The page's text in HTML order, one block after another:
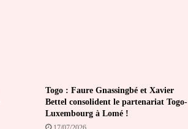
Togo : Faure Gnassingbé et Xavier
Bettel consolident le partenariat Togo-
Luxembourg à Lomé !